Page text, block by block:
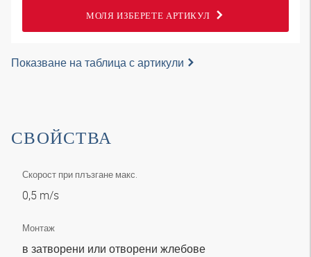
МОЛЯ ИЗБЕРЕТЕ АРТИКУЛ
Показване на таблица с артикули
СВОЙСТВА
Скорост при плъзгане макс.
0,5 m/s
Монтаж
в затворени или отворени жлебове